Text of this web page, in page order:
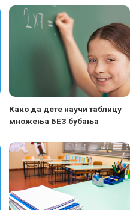
Како да дете научи таблицу
множења БЕЗ бубања